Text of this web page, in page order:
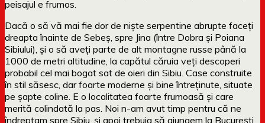
peisajul e frumos.
Dacă o să vă mai fie dor de niște serpentine abrupte faceți
dreapta înainte de Sebeș, spre Jina (între Dobra și Poiana
Sibiului), și o să aveți parte de alt montagne russe până la
1000 de metri altitudine, la capătul căruia veți descoperi
probabil cel mai bogat sat de oieri din Sibiu. Case construite
în stil săsesc, dar foarte moderne și bine întreținute, situate
pe șapte coline. E o localitatea foarte frumoasă și care
merită colindată la pas. Noi n-am avut timp pentru că ne
îndreptam spre Sibiu, și apoi trebuia să ajungem la București